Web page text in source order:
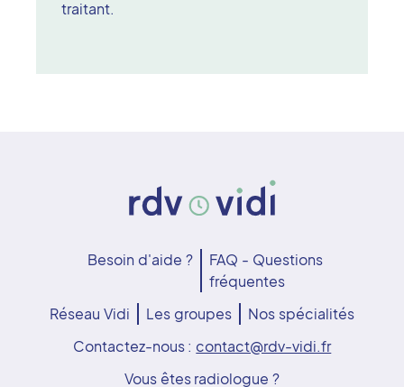
traitant.
Besoin d'aide ?
FAQ - Questions
fréquentes
Réseau Vidi
Les groupes
Nos spécialités
Contactez-nous : contact@rdv-vidi.fr
Vous êtes radiologue ?